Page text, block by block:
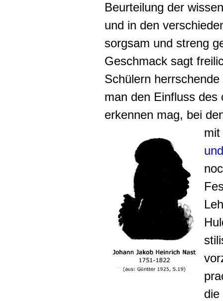
Beurteilung der
und in den
sorgsam und streng
Geschmack sagt
Schülern
man den Einfluss des
erkennen mag, bei
die